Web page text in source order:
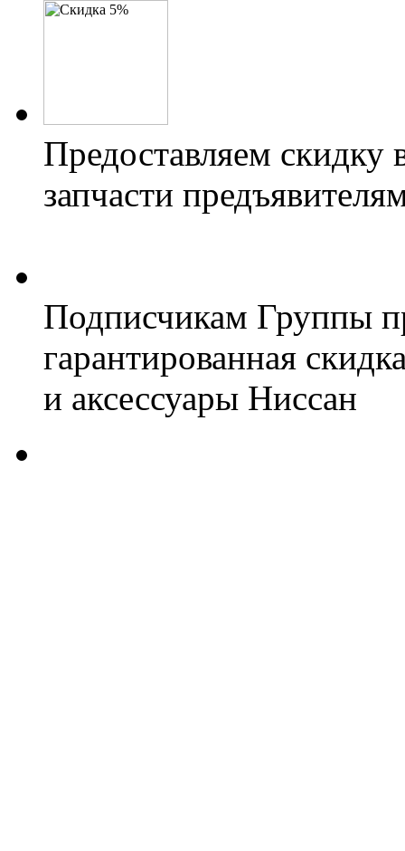
Предоставляем скидку
запчасти
Подписчикам Группы
гарантированная
и аксессуары Ниссан